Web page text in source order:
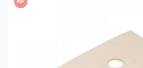
PDF